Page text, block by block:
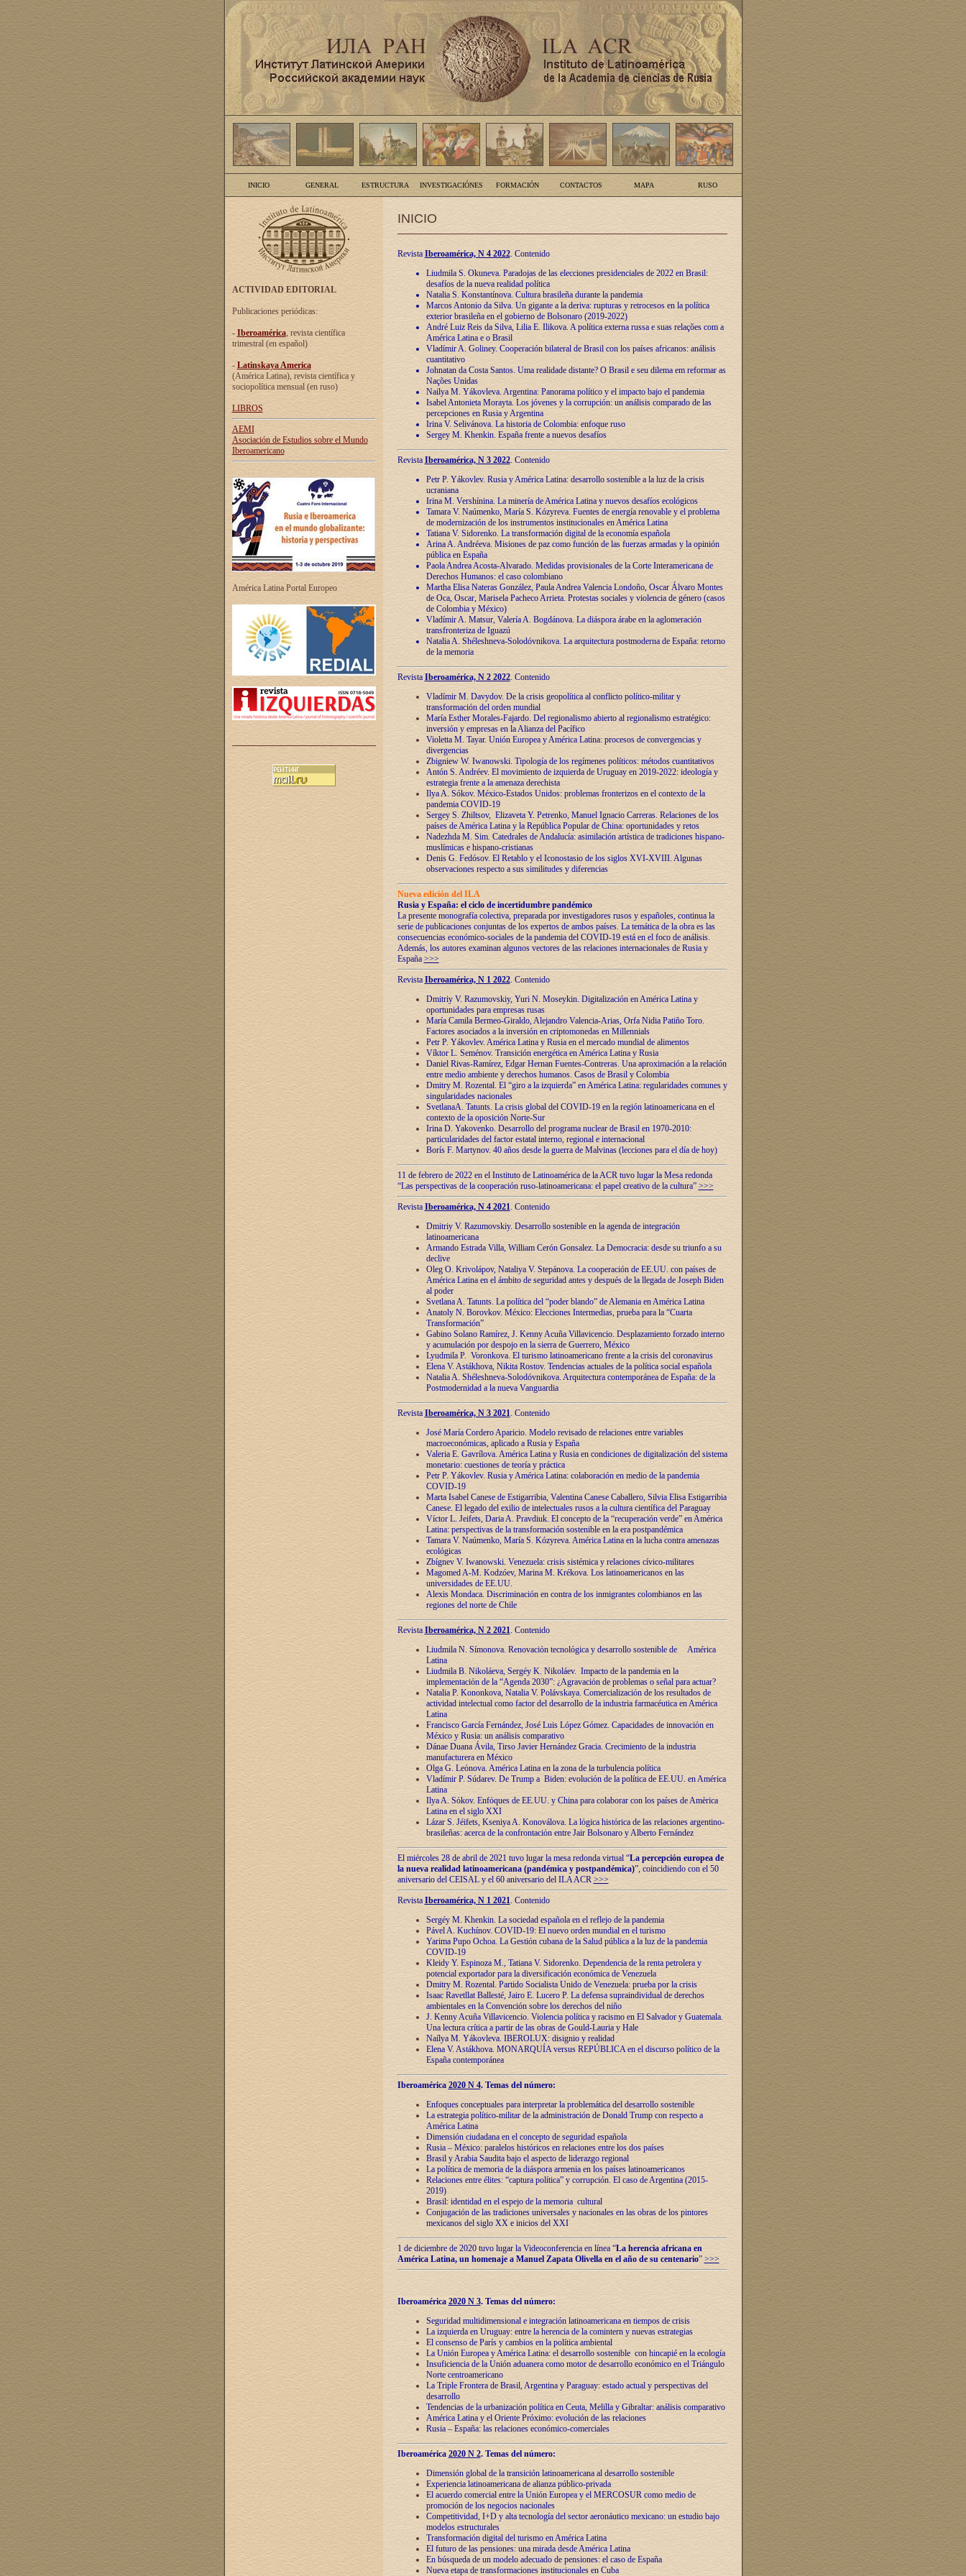
INICIO GENERAL ESTRUCTURA INVESTIGACIÓNES FORMACIÓN CONTACTOS MAPA RUSO
ACTIVIDAD EDITORIAL
Publicaciones periódicas:
- Iberoamérica, revista científica
trimestral (en español)
- Latinskaya America
(América Latina), revista científica y
sociopolítica mensual (en ruso)
LIBROS
AEMI
Asociación de Estudios sobre el Mundo
Iberoamericano
América Latina Portal Europeo
INICIO
Revista Iberoamérica, N 4 2022. Contenido
Liudmila S. Okuneva. Paradojas de las elecciones presidenciales de 2022 en Brasil:
desafíos de la nueva realidad política
Natalia S. Konstantínova. Cultura brasileña durante la pandemia
Marcos Antonio da Silva. Un gigante a la deriva: rupturas y retrocesos en la política
exterior brasileña en el gobierno de Bolsonaro (2019-2022)
André Luiz Reis da Silva, Lilia E. Ilikova. A política externa russa e suas relações com a
América Latina e o Brasil
Vladímir A. Goliney. Cooperación bilateral de Brasil con los países africanos: análisis
cuantitativo
Johnatan da Costa Santos. Uma realidade distante? O Brasil e seu dilema em reformar as
Nações Unidas
Nailya M. Yákovleva. Argentina: Panorama político y el impacto bajo el pandemia
Isabel Antonieta Morayta. Los jóvenes y la corrupción: un análisis comparado de las
percepciones en Rusia y Argentina
Irina V. Selivánova. La historia de Colombia: enfoque ruso
Sergey M. Khenkin. España frente a nuevos desafíos
Revista Iberoamérica, N 3 2022. Contenido
Petr P. Yákovlev. Rusia y América Latina: desarrollo sostenible a la luz de la crisis
ucraniana
Irina M. Vershínina. La minería de América Latina y nuevos desafíos ecológicos
Tamara V. Naúmenko, María S. Kózyreva. Fuentes de energía renovable y el problema
de modernización de los instrumentos institucionales en América Latina
Tatiana V. Sidorenko. La transformación digital de la economía española
Arina A. Andréeva. Misiones de paz como función de las fuerzas armadas y la opinión
pública en España
Paola Andrea Acosta-Alvarado. Medidas provisionales de la Corte Interamericana de
Derechos Humanos: el caso colombiano
Martha Elisa Nateras González, Paula Andrea Valencia Londoño, Oscar Álvaro Montes
de Oca, Oscar, Marisela Pacheco Arrieta. Protestas sociales y violencia de género (casos
de Colombia y México)
Vladímir A. Matsur, Valería A. Bogdánova. La diáspora árabe en la aglomeración
transfronteriza de Iguazú
Natalia A. Shéleshneva-Solodóvnikova. La arquitectura postmoderna de España: retorno
de la memoria
Revista Iberoamérica, N 2 2022. Contenido
Vladímir M. Davydov. De la crisis geopolítica al conflicto político-militar y
transformación del orden mundial
María Esther Morales-Fajardo. Del regionalismo abierto al regionalismo estratégico:
inversión y empresas en la Alianza del Pacífico
Violetta M. Tayar. Unión Europea y América Latina: procesos de convergencias y
divergencias
Zbigniew W. Iwanowski. Tipología de los regímenes políticos: métodos cuantitativos
Antón S. Andréev. El movimiento de izquierda de Uruguay en 2019-2022: ideología y
estrategia frente a la amenaza derechista
Ilya A. Sókov. México-Estados Unidos: problemas fronterizos en el contexto de la
pandemia COVID-19
Sergey S. Zhiltsov, Elizaveta Y. Petrenko, Manuel Ignacio Carreras. Relaciones de los
países de América Latina y la República Popular de China: oportunidades y retos
Nadezhda M. Sim. Catedrales de Andalucía: asimilación artística de tradiciones hispano-
muslímicas e hispano-cristianas
Denis G. Fedósov. El Retablo y el Iconostasio de los siglos XVI-XVIII. Algunas
observaciones respecto a sus similitudes y diferencias
Nueva edición del ILA
Rusia y España: el ciclo de incertidumbre pandémico
La presente monografía colectiva, preparada por investigadores rusos y españoles, continua la
serie de publicaciones conjuntas de los expertos de ambos países. La temática de la obra es las
consecuencias económico-sociales de la pandemia del COVID-19 está en el foco de análisis.
Además, los autores examinan algunos vectores de las relaciones internacionales de Rusia y
España >>>
Revista Iberoamérica, N 1 2022. Contenido
Dmitriy V. Razumovskiy, Yuri N. Moseykin. Digitalización en América Latina y
oportunidades para empresas rusas
María Camila Bermeo-Giraldo, Alejandro Valencia-Arias, Orfa Nidia Patiño Toro.
Factores asociados a la inversión en criptomonedas en Millennials
Petr P. Yákovlev. América Latina y Rusia en el mercado mundial de alimentos
Víktor L. Seménov. Transición energética en América Latina y Rusia
Daniel Rivas-Ramírez, Edgar Hernan Fuentes-Contreras. Una aproximación a la relación
entre medio ambiente y derechos humanos. Casos de Brasil y Colombia
Dmitry M. Rozental. El “giro a la izquierda” en América Latina: regularidades comunes y
singularidades nacionales
SvetlanaA. Tatunts. La crisis global del COVID-19 en la región latinoamericana en el
contexto de la oposición Norte-Sur
Irina D. Yakovenko. Desarrollo del programa nuclear de Brasil en 1970-2010:
particularidades del factor estatal interno, regional e internacional
Borís F. Martynov. 40 años desde la guerra de Malvinas (lecciones para el día de hoy)
11 de febrero de 2022 en el Instituto de Latinoamérica de la ACR tuvo lugar la Mesa redonda
“Las perspectivas de la cooperación ruso-latinoamericana: el papel creativo de la cultura” >>>
Revista Iberoamérica, N 4 2021. Contenido
Dmitriy V. Razumovskiy. Desarrollo sostenible en la agenda de integración
latinoamericana
Armando Estrada Villa, William Cerón Gonsalez. La Democracia: desde su triunfo a su
declive
Oleg O. Krivolápov, Nataliya V. Stepánova. La cooperación de EE.UU. con países de
América Latina en el ámbito de seguridad antes y después de la llegada de Joseph Biden
al poder
Svetlana A. Tatunts. La política del “poder blando” de Alemania en América Latina
Anatoly N. Borovkov. México: Elecciones Intermedias, prueba para la “Cuarta
Transformación”
Gabino Solano Ramírez, J. Kenny Acuña Villavicencio. Desplazamiento forzado interno
y acumulación por despojo en la sierra de Guerrero, México
Lyudmila P. Voronkova. El turismo latinoamericano frente a la crisis del coronavirus
Elena V. Astákhova, Nikita Rostov. Tendencias actuales de la política social española
Natalia A. Shéleshneva-Solodóvnikova. Arquitectura contemporánea de España: de la
Postmodernidad a la nueva Vanguardia
Revista Iberoamérica, N 3 2021. Contenido
José María Cordero Aparicio. Modelo revisado de relaciones entre variables
macroeconómicas, aplicado a Rusia y España
Valeria E. Gavrílova. América Latina y Rusia en condiciones de digitalización del sistema
monetario: cuestiones de teoría y práctica
Petr P. Yákovlev. Rusia y América Latina: colaboración en medio de la pandemia
COVID-19
Marta Isabel Canese de Estigarribia, Valentina Canese Caballero, Silvia Elisa Estigarribia
Canese. El legado del exilio de intelectuales rusos a la cultura científica del Paraguay
Víctor L. Jeifets, Daria A. Pravdiuk. El concepto de la “recuperación verde” en América
Latina: perspectivas de la transformación sostenible en la era postpandémica
Tamara V. Naúmenko, María S. Kózyreva. América Latina en la lucha contra amenazas
ecológicas
Zbígnev V. Iwanowski. Venezuela: crisis sistémica y relaciones cívico-militares
Magomed A-M. Kodzóev, Marina M. Krékova. Los latinoamericanos en las
universidades de EE.UU.
Alexis Mondaca. Discriminación en contra de los inmigrantes colombianos en las
regiones del norte de Chile
RevistaIberoamérica, N 2 2021. Contenido
Liudmila N. Símonova. Renovaciόn tecnolόgica y desarrollo sostenible de América
Latina
Liudmila B. Nikoláeva, Sergéy K. Nikoláev. Impacto de la pandemia en la
implementaciόn de la “Agenda 2030”: ¿Agravaciόn de problemas o señal para actuar?
Natalia P. Kononkova, Natalia V. Polávskaya. Comercializaciόn de los resultados de
actividad intelectual como factor del desarrollo de la industria farmacéutica en América
Latina
Francisco García Fernández, José Luis López Gómez. Capacidades de innovaciόn en
México y Rusia: un análisis comparativo
Dánae Duana Ávila, Tirso Javier Hernández Gracia. Crecimiento de la industria
manufacturera en México
Olga G. Leόnova. América Latina en la zona de la turbulencia política
Vladímir P. Súdarev. De Trump a Biden: evoluciόn de la política de EE.UU. en América
Latina
Ilya A. Sόkov. Enfόques de EE.UU. y China para colaborar con los países de Amèrica
Latina en el siglo XXI
Lázar S. Jéifets, Kseniya A. Konoválova. La lόgica histόrica de las relaciones argentino-
brasileñas: acerca de la confrontaciόn entre Jair Bolsonaro y Alberto Fernández
El miércoles 28 de abril de 2021 tuvo lugar la mesa redonda virtual “La percepción europea de
la nueva realidad latinoamericana (pandémica y postpandémica)”, coincidiendo con el 50
aniversario del CEISAL y el 60 aniversario del ILA ACR >>>
Revista Iberoamérica, N 1 2021. Contenido
Sergéy M. Khenkin. La sociedad española en el reflejo de la pandemia
Pável A. Kuchínov. COVID-19: El nuevo orden mundial en el turismo
Yarima Pupo Ochoa. La Gestión cubana de la Salud pública a la luz de la pandemia
COVID-19
Kleidy Y. Espinoza M., Tatiana V. Sidorenko. Dependencia de la renta petrolera y
potencial exportador para la diversificación económica de Venezuela
Dmitry M. Rozental. Partido Socialista Unido de Venezuela: prueba por la crisis
Isaac Ravetllat Ballesté, Jairo E. Lucero P. La defensa supraindividual de derechos
ambientales en la Convención sobre los derechos del niño
J. Kenny Acuña Villavicencio. Violencia política y racismo en El Salvador y Guatemala.
Una lectura crítica a partir de las obras de Gould-Lauria y Hale
Naílya M. Yákovleva. IBEROLUX: disignio y realidad
Elena V. Astákhova. MONARQUÍA versus REPÚBLICA en el discurso político de la
España contemporánea
Iberoamérica 2020 N 4. Temas del número:
Enfoques conceptuales para interpretar la problemática del desarrollo sostenible
La estrategia político-militar de la administración de Donald Trump con respecto a
América Latina
Dimensión ciudadana en el concepto de seguridad española
Rusia – México: paralelos históricos en relaciones entre los dos países
Brasil y Arabia Saudita bajo el aspecto de liderazgo regional
La política de memoria de la diáspora armenia en los países latinoamericanos
Relaciones entre élites: “captura política” y corrupción. El caso de Argentina (2015-
2019)
Brasil: identidad en el espejo de la memoria cultural
Conjugación de las tradiciones universales y nacionales en las obras de los pintores
mexicanos del siglo XX e inicios del XXI
1 de diciembre de 2020 tuvo lugar la Videoconferencia en línea “La herencia africana en
América Latina, un homenaje a Manuel Zapata Olivella en el año de su centenario” >>>
Iberoamérica 2020 N 3.Temas del número:
Seguridad multidimensional e integración latinoamericana en tiempos de crisis
La izquierda en Uruguay: entre la herencia de lа comintern y nuevas estrategias
El consenso de París y cambios en la política ambiental
La Unión Europea y América Latina: el desarrollo sostenible con hincapié en la ecología
Insuficiencia de la Unión aduanera como motor de desarrollo económico en el Triángulo
Norte centroamericano
La Triple Frontera de Brasil, Argentina y Paraguay: estado actual y perspectivas del
desarrollo
Tendencias de la urbanización política en Ceuta, Melilla y Gibraltar: análisis comparativo
América Latina y el Oriente Próximo: evolución de las relaciones
Rusia – España: las relaciones económico-comerciales
Iberoamérica 2020 N 2.Temas del número:
Dimensión global de la transición latinoamericana al desarrollo sostenible
Experiencia latinoamericana de alianza público-privada
El acuerdo comercial entre la Unión Europea y el MERCOSUR como medio de
promoción de los negocios nacionales
Competitividad, I+D y alta tecnología del sector aeronáutico mexicano: un estudio bajo
modelos estructurales
Transformación digital del turismo en América Latina
El futuro de las pensiones: una mirada desde América Latina
En búsqueda de un modelo adecuado de pensiones: el caso de España
Nueva etapa de transformaciones institucionales en Cuba